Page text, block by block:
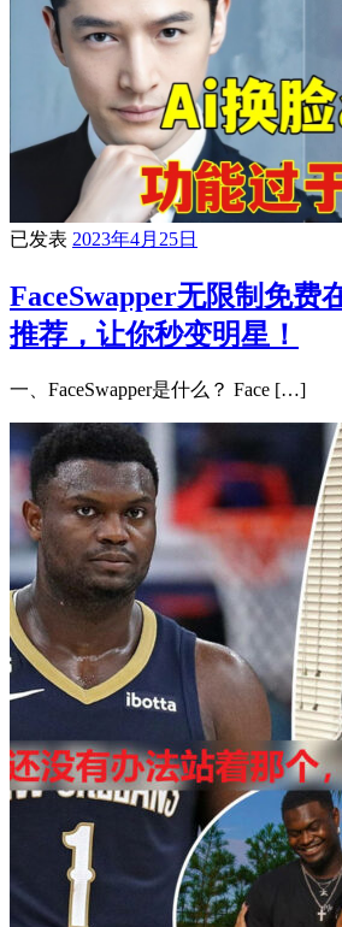
已发表 2023年4月25日
FaceSwapper无限制免费
推荐，让你秒变明星！
一、FaceSwapper是什么？ Face […]